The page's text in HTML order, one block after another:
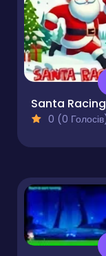
Santa Racing
0 (0